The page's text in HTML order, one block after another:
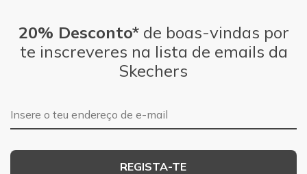
20% Desconto*de boas-vindas por
te inscreveres na lista de emails da
Skechers
Endereço de e-mail
REGISTA-TE